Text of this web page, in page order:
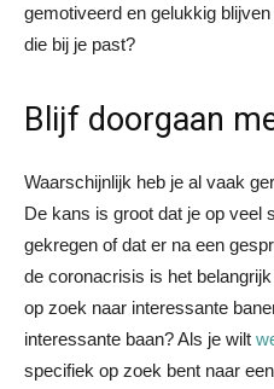
gemotiveerd en gelukkig
die bij je past?
Blijf doorgaan
Waarschijnlijk heb je al vaak
De kans is groot dat je op veel
gekregen of dat er na een
de coronacrisis is het
op zoek naar interessante
interessante baan? Als je wilt
specifiek op zoek bent naar